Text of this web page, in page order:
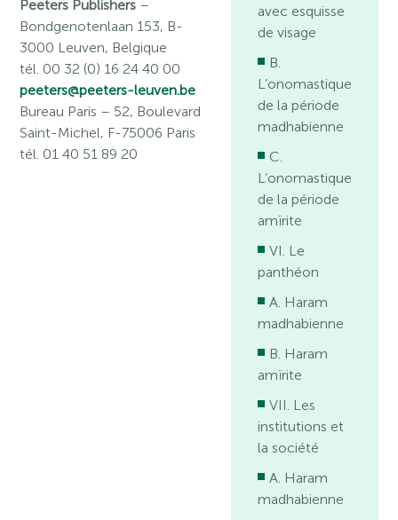
Peeters Publishers –
Bondgenotenlaan 153, B-
3000 Leuven, Belgique
tél. 00 32 (0) 16 24 40 00
peeters@peeters-leuven.be
Bureau Paris – 52, Boulevard
Saint-Michel, F-75006 Paris
tél. 01 40 51 89 20
avec esquisse
de visage
B.
L’onomastique
de la période
madhabienne
C.
L’onomastique
de la période
amïrite
VI. Le
panthéon
A. Haram
madhabienne
B. Haram
amïrite
VII. Les
institutions et
la société
A. Haram
madhabienne